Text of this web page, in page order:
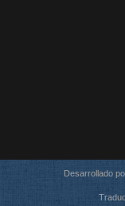
Desarrollado